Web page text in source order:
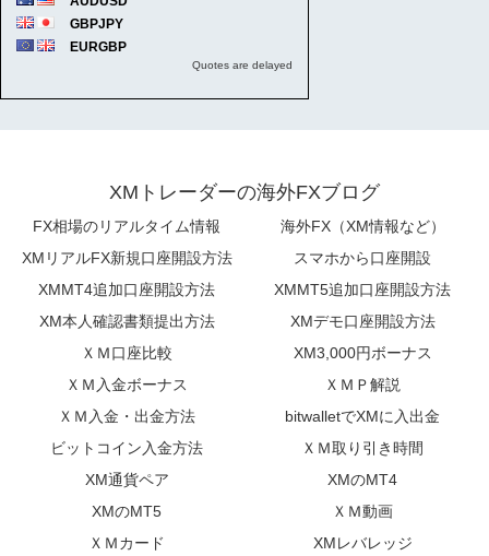
XMトレーダーの海外FXブログ
FX相場のリアルタイム情報
海外FX（XM情報など）
XMリアルFX新規口座開設方法
スマホから口座開設
XMMT4追加口座開設方法
XMMT5追加口座開設方法
XM本人確認書類提出方法
XMデモ口座開設方法
ＸＭ口座比較
XM3,000円ボーナス
ＸＭ入金ボーナス
ＸＭＰ解説
ＸＭ入金・出金方法
bitwalletでXMに入出金
ビットコイン入金方法
ＸＭ取り引き時間
XM通貨ペア
XMのMT4
XMのMT5
ＸＭ動画
ＸＭカード
XMレバレッジ